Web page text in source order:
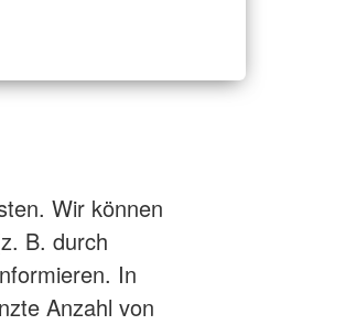
Wir können
B. durch
In
Anzahl von